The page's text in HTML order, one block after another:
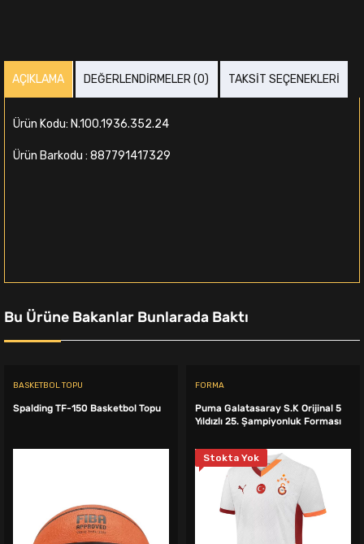
AÇIKLAMA DEĞERLENDIRMELER (0) TAKSIT SEÇENEKLERI
Ürün Kodu: N.100.1936.352.24
Ürün Barkodu : 887791417329
Bu Ürüne Bakanlar Bunlarada Baktı
BASKETBOL TOPU
Spalding TF-150 Basketbol Topu
FORMA
Puma Galatasaray S.K Orijinal 5
Yıldızlı 25. Şampiyonluk Forması
Stokta Yok